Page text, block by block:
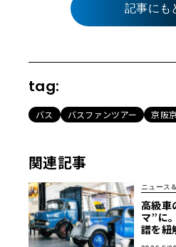
記事にも
tag:
バス バスファンツアー 京阪
関連記事
ニュース
高級車
マ”に
譜を紐